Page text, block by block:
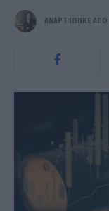
ΑΝΑΡΤΗΘΗΚΕ ΑΠΟ